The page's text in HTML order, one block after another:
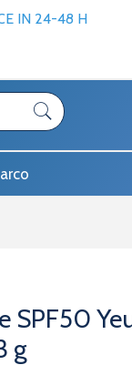
IN 24-48 H
SPF50
g